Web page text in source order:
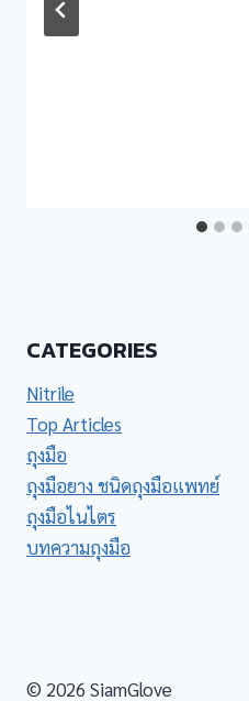
CATEGORIES
Nitrile
Top Articles
ถุงมือ
ถุงมือยาง ชนิดถุงมือแพทย์
ถุงมือไนไตร
บทความถุงมือ
© 2026 SiamGlove